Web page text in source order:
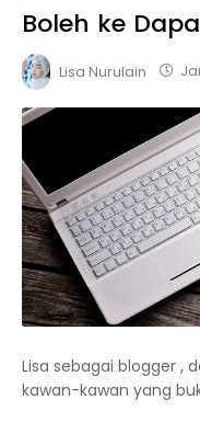
Boleh ke
Lisa Nurulain
Lisa sebagai blogger ,
kawan-kawan yang